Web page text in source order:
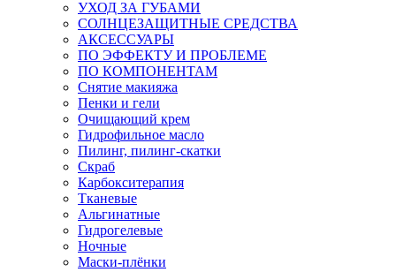
УХОД ЗА ГУБАМИ
СОЛНЦЕЗАЩИТНЫЕ СРЕДСТВА
АКСЕССУАРЫ
ПО ЭФФЕКТУ И ПРОБЛЕМЕ
ПО КОМПОНЕНТАМ
Снятие макияжа
Пенки и гели
Очищающий крем
Гидрофильное масло
Пилинг, пилинг-скатки
Скраб
Карбокситерапия
Тканевые
Альгинатные
Гидрогелевые
Ночные
Маски-плёнки